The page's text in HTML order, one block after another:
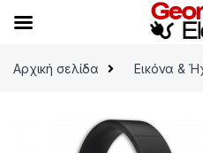
Αρχική σελίδα
Εικόνα &